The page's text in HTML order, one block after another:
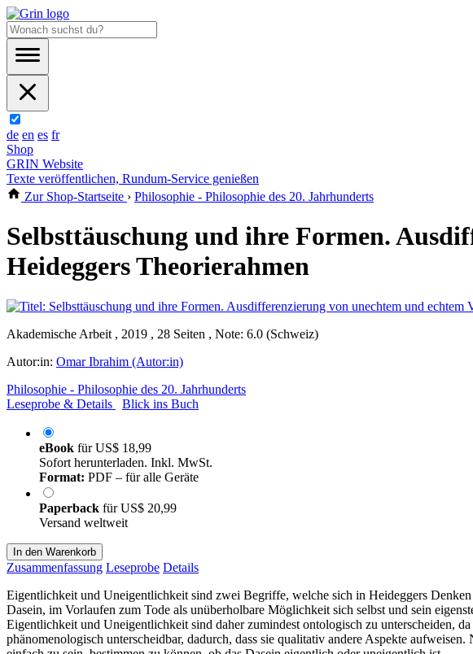
de en es fr
Shop
GRIN Website
Texte veröffentlichen, Rundum-Service genießen
Zur Shop-Startseite › Philosophie - Philosophie des 20. Jahrhunderts
Selbsttäuschung und ihre Formen.
Heideggers Theorierahmen
Akademische Arbeit , 2019 , 28 Seiten , Note: 6.0 (Schweiz)
Autor:in: Omar Ibrahim (Autor:in)
Philosophie - Philosophie des 20. Jahrhunderts
Leseprobe & Details
Blick ins Buch
eBook fürUS$ 18,99
Sofort herunterladen. Inkl. MwSt.
Format: PDF – für alle Geräte
Paperback fürUS$ 20,99
Versand weltweit
In den Warenkorb
Zusammenfassung Leseprobe Details
Eigentlichkeit und Uneigentlichkeit sind zwei Begriffe, welche sich in Heideggers
Dasein, im Vorlaufen zum Tode als unüberholbare Möglichkeit sich selbst und sein
Eigentlichkeit und Uneigentlichkeit sind daher zumindest ontologisch zu unterscheiden,
phänomenologisch unterscheidbar, dadurch, dass sie qualitativ andere Aspekte